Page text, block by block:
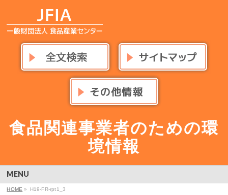
食品関連事業者のための環
境情報
MENU
HOME » H19-FR-rpt1_3